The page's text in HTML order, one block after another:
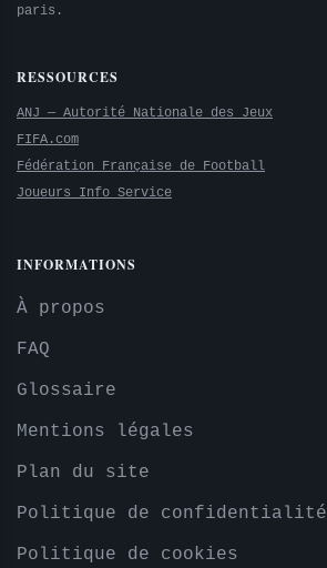
paris.
RESSOURCES
ANJ — Autorité Nationale des Jeux
FIFA.com
Fédération Française de Football
Joueurs Info Service
INFORMATIONS
À propos
FAQ
Glossaire
Mentions légales
Plan du site
Politique de confidentialité
Politique de cookies